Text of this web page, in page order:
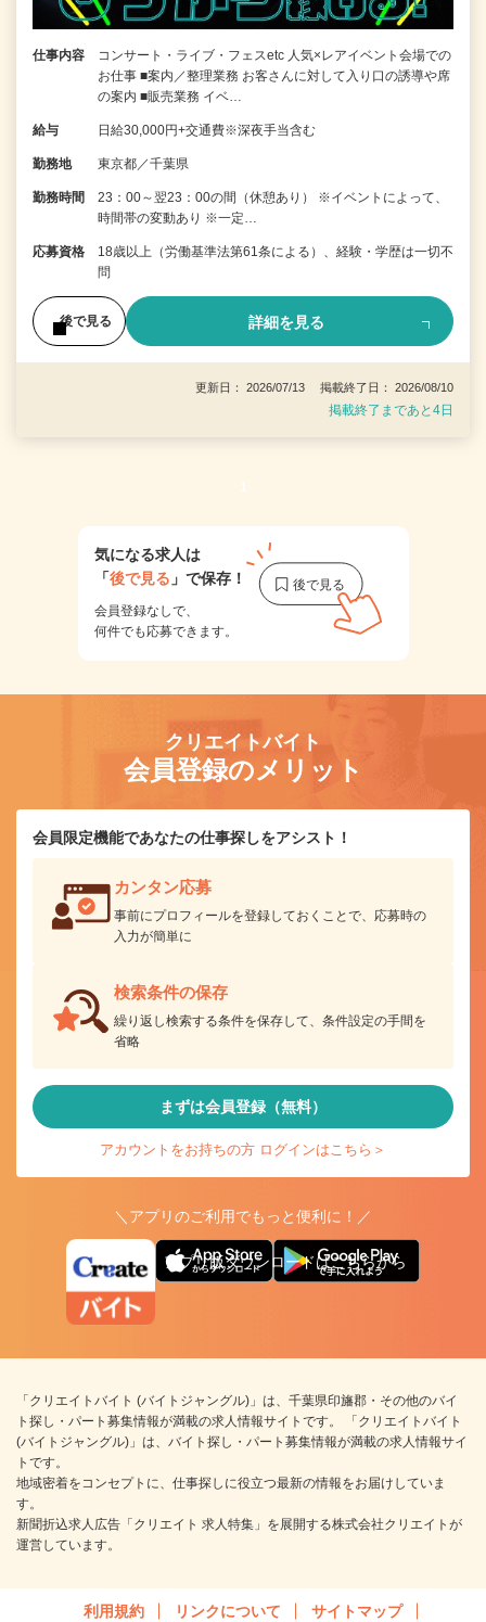
仕事内容
コンサート・ライブ・フェスetc 人気×レアイベント会場での
お仕事 ■案内／整理業務 お客さんに対して入り口の誘導や席
の案内 ■販売業務 イベ…
給与 日給30,000円+交通費※深夜手当含む
勤務地 東京都／千葉県
勤務時間
23：00～翌23：00の間（休憩あり） ※イベントによって、
時間帯の変動あり ※一定…
応募資格
18歳以上（労働基準法第61条による）、経験・学歴は一切不
問
後で見る 詳細を見る
更新日： 2026/07/13 掲載終了日： 2026/08/10
掲載終了まであと4日
1
気になる求人は
「後で見る 」で保存！
会員登録なしで、
何件でも応募できます。
クリエイトバイト
会員登録のメリット
会員限定機能であなたの仕事探しをアシスト！
カンタン応募
事前にプロフィールを登録しておくことで、応募時の
入力が簡単に
検索条件の保存
繰り返し検索する条件を保存して、条件設定の手間を
省略
まずは会員登録（無料）
アカウントをお持ちの方 ログインはこちら＞
＼アプリのご利用でもっと便利に！／
アプリ版ダウンロードはこちらから
「クリエイトバイト (バイトジャングル)」は、千葉県印旛郡・その他のバイ
ト探し・パート募集情報が満載の求人情報サイトです。 「クリエイトバイト
(バイトジャングル)」は、バイト探し・パート募集情報が満載の求人情報サイ
トです。
地域密着をコンセプトに、仕事探しに役立つ最新の情報をお届けしていま
す。
新聞折込求人広告「クリエイト 求人特集」を展開する株式会社クリエイトが
運営しています。
利用規約 リンクについて サイトマップ